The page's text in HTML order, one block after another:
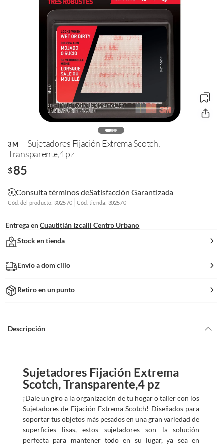
3M
Sujetadores Fijación Extrema Scotch,
Transparente,4 pz
$85
Consulta términos deSatisfacción Garantizada
Cód. del producto: 302570 Cód. tienda: 302570
Entrega en Cuautitlán Izcalli Centro Urbano
Stock en tienda
Envío a domicilio
Retiro en un punto
Descripción
Sujetadores Fijación Extrema
Scotch, Transparente,4 pz
¡Dale un giro a la organización de tu hogar o taller con los
Sujetadores de Fijación Extrema Scotch! Diseñados para
soportar tus objetos más pesados en una gran variedad de
superficies lisas, estos sujetadores son la solución
perfecta para mantener todo en su lugar, ya sea en